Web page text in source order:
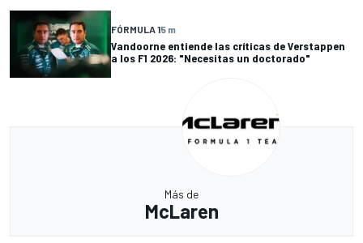
FÓRMULA 15 m
Vandoorne entiende las críticas de Verstappen
a los F1 2026: "Necesitas un doctorado"
Más de
McLaren